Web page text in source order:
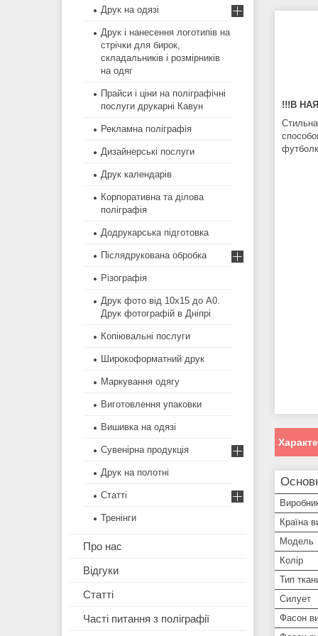
!!!В
Країна
Модель
Колір
Тип
Силует
Фасон
Друк на одязі
Друк і нанесення логотипів на
стрічки для бирок,
складальників і розмірників
на одяг
Прайси і ціни на поліграфічні
послуги друкарні Кавун
Рекламна поліграфія
Дизайнерські послуги
Друк календарів
Корпоративна та ділова
поліграфія
Додрукарська підготовка
Післядрукована обробка
Різографія
Друк фото від 10х15 до А0.
Друк фотографій в Дніпрі
Копіювальні послуги
Широкоформатний друк
Маркування одягу
Виготовлення упаковки
Вишивка на одязі
Сувенірна продукція
Друк на полотні
Статті
Тренінги
Про нас
Відгуки
Статті
Часті питання з поліграфії